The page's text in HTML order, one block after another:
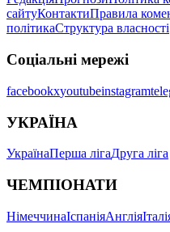
сайтуКонтактиПравила
політикаСтруктура власності
Соціальні мережі
facebookxyoutubeinstagram
УКРАЇНА
УкраїнаПерша лігаДруга ліга
ЧЕМПІОНАТИ
НімеччинаІспаніяАнглія